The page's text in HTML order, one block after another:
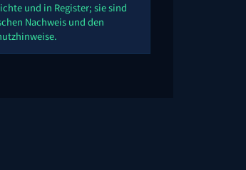
und in Register; sie sind
Nachweis und den